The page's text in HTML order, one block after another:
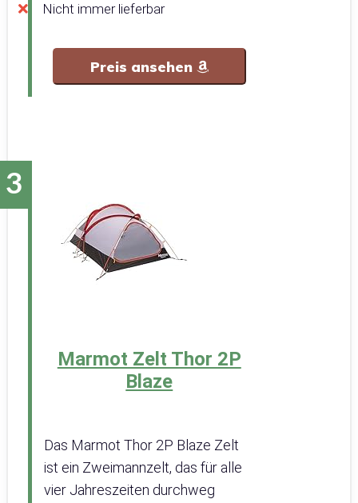
Nicht immer lieferbar
Preis ansehen
Marmot Zelt Thor 2P
Blaze
Das Marmot Thor 2P Blaze Zelt
ist ein Zweimannzelt, das für alle
vier Jahreszeiten durchweg